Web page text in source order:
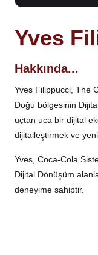
Yves
Hakkında...
Yves Filippucci, The
Doğu bölgesinin
uçtan uca bir dijital
dijitalleştirmek ve
Yves, Coca-Cola
Dijital Dönüşüm
deneyime sahiptir.